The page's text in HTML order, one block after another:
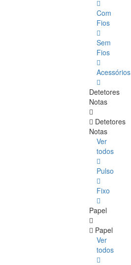
Com
Fios
Sem
Fios
Acessórios
Detetores
Notas
Detetores
Notas
Ver
todos
Pulso
Fixo
Papel
Papel
Ver
todos